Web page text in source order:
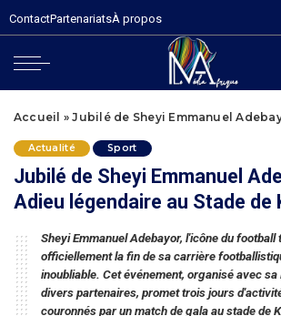
ContactPartenariatsÀ propos
Accueil »Jubilé de Sheyi Emmanuel Adebayor : un Adieu
Actualité Sport
Jubilé de Sheyi Emmanuel
Adieu légendaire au Stade de
Sheyi Emmanuel Adebayor, l'icône du
officiellement la fin de sa carrière
inoubliable. Cet événement, organisé avec sa
divers partenaires, promet trois jours
couronnés par un match de gala au stade de